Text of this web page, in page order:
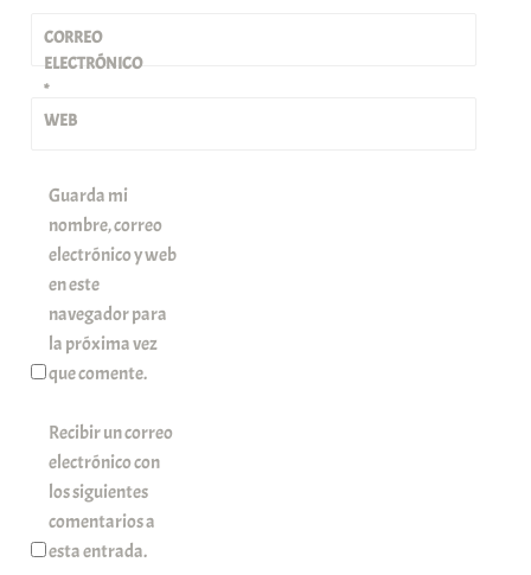
CORREO
ELECTRÓNICO
*
WEB
Guarda mi
nombre, correo
electrónico y web
en este
navegador para
la próxima vez
que comente.
Recibir un correo
electrónico con
los siguientes
comentarios a
esta entrada.